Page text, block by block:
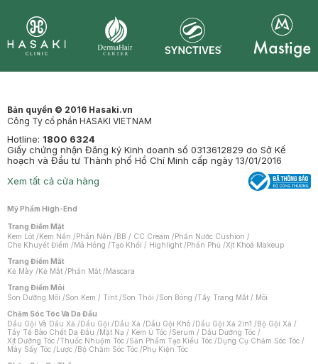
Bản quyền © 2016 Hasaki.vn
Công Ty cổ phần HASAKI VIETNAM
Hotline: 1800 6324
Giấy chứng nhận Đăng ký Kinh doanh số 0313612829 do Sở Kế
hoạch và Đầu tư Thành phố Hồ Chí Minh cấp ngày 13/01/2016
Xem tất cả cửa hàng
Mỹ Phẩm High-End
Trang Điểm Mặt
Kem Lót /Kem Nền /Phấn Nền /BB / CC Cream /Phấn Nước Cushion /
Che Khuyết Điểm /Má Hồng /Tạo Khối / Highlight /Phấn Phủ /Xịt Khoá Makeup
Trang Điểm Mắt
Kẻ Mày /Kẻ Mắt /Phấn Mắt /Mascara
Trang Điểm Môi
Son Dưỡng Môi /Son Kem / Tint /Son Thỏi /Son Bóng /Tẩy Trang Mắt / Môi
Chăm Sóc Tóc Và Da Đầu
Dầu Gội Và Dầu Xả /Dầu Gội /Dầu Xả /Dầu Gội Khô /Dầu Gội Xả 2in1 /Bộ Gội Xả /
Tẩy Tế Bào Chết Da Đầu /Mặt Nạ / Kem Ủ Tóc /Serum / Dầu Dưỡng Tóc /
Xịt Dưỡng Tóc /Thuốc Nhuộm Tóc /Sản Phẩm Tạo Kiểu Tóc /Dụng Cụ Chăm Sóc Tóc /
Máy Sấy Tóc /Lược /Bộ Chăm Sóc Tóc /Phụ Kiện Tóc